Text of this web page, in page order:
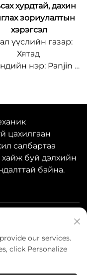
хурдтай, дахин
зориулалтын
хэрэгсэл
үүслийн газар:
Хятад
нэр: Panjin
Хамгийн бага
боодлын
мэдээлэл:
Тохируулагдах
боломжтой
хугацаа:
OEM/ODM
цахилгаан
салбартаа
буй дэлхийн
байна.
our services.
click Personalize